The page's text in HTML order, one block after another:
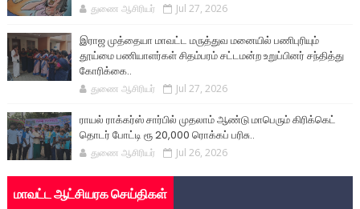
துணை ஆசிரியர் Jul 27, 2026
இராஜ முத்தையா மாவட்ட மருத்துவ மனையில் பணிபுரியும்
தூய்மை பணியாளர்கள் சிதம்பரம் சட்டமன்ற உறுப்பினர் சந்தித்து
கோரிக்கை..
துணை ஆசிரியர் Jul 27, 2026
ராயல் ராக்கர்ஸ் சார்பில் முதலாம் ஆண்டு மாபெரும் கிரிக்கெட்
தொடர் போட்டி ரூ 20,000 ரொக்கப் பரிசு..
துணை ஆசிரியர் Jul 26, 2026
மாவட்ட ஆட்சியரக செய்திகள்